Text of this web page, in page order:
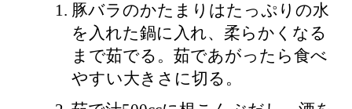
豚バラのかたまりはたっぷりの水
を入れた鍋に入れ、柔らかくなる
まで茹でる。茹であがったら食べ
やすい大きさに切る。